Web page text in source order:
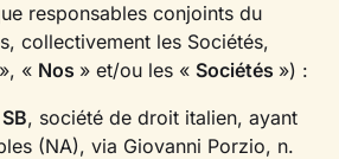
responsables conjoints du
collectivement les Sociétés,
», « Nos » et/ou les « Sociétés ») :
, société de droit italien, ayant
(NA), via Giovanni Porzio, n.